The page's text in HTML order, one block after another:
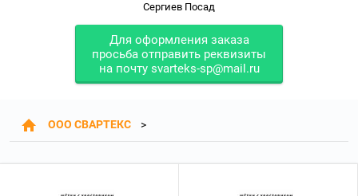
Сергиев Посад
Для оформления заказа
просьба отправить реквизиты
на почту svarteks-sp@mail.ru
ООО СВАРТЕКС